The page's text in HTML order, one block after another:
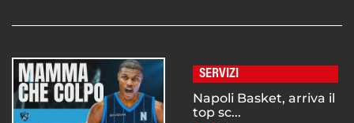
SERVIZI
Napoli Basket, arriva il
top sc...